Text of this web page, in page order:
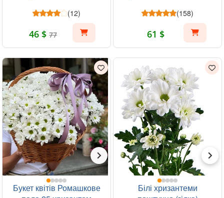
(12)
46 $ 77
(158)
61 $
Букет квітів Ромашкове
Білі хризантеми